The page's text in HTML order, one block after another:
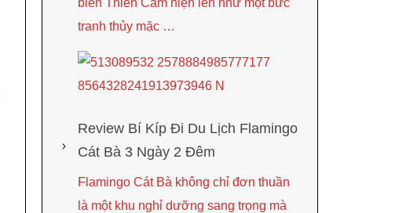
biển Thiên Cầm hiện lên như một bức
tranh thủy mặc …
Review Bí Kíp Đi Du Lịch Flamingo
Cát Bà 3 Ngày 2 Đêm
Flamingo Cát Bà không chỉ đơn thuần
là một khu nghỉ dưỡng sang trọng mà